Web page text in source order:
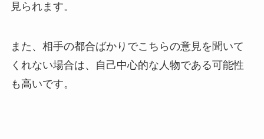
見られます。
また、相手の都合ばかりでこちらの意見を聞いて
くれない場合は、自己中心的な人物である可能性
も高いです。